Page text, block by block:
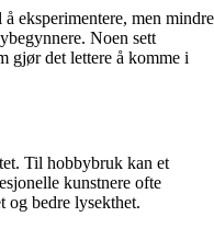
eksperimentere, men mindre
Noen sett
gjør det lettere å komme i
Til hobbybruk kan et
kunstnere ofte
og bedre lysekthet.